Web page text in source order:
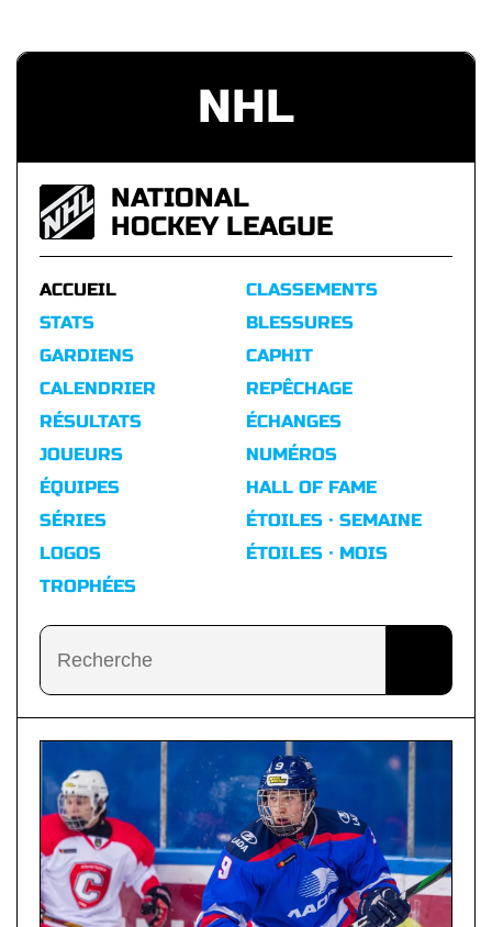
NHL
NATIONAL
HOCKEY LEAGUE
ACCUEIL
STATS
GARDIENS
CALENDRIER
RÉSULTATS
CLASSEMENTS
BLESSURES
CAPHIT
REPÊCHAGE
ÉCHANGES
JOUEURS
ÉQUIPES
SÉRIES
LOGOS
TROPHÉES
NUMÉROS
HALL OF FAME
ÉTOILES · SEMAINE
ÉTOILES · MOIS